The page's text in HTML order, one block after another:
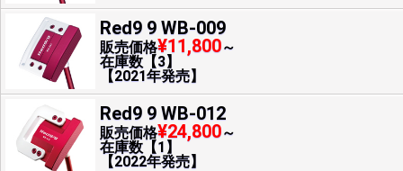
Red9 9 WB-009
販売価格¥11,800～
在庫数【3】
【2021年発売】
Red9 9 WB-012
販売価格¥24,800～
在庫数【1】
【2022年発売】